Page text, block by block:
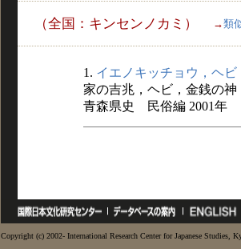
（全国：キンセンノカミ） →類
1. イエノキッチョウ，ヘビ
家の吉兆，ヘビ，金銭の神
青森県史 民俗編 2001年
Copyright (c) 2002- International Research Center for Japanese Studies,